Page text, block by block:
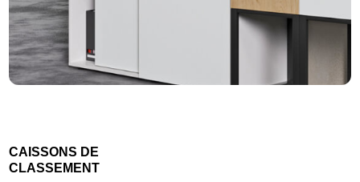
CAISSONS DE
CLASSEMENT